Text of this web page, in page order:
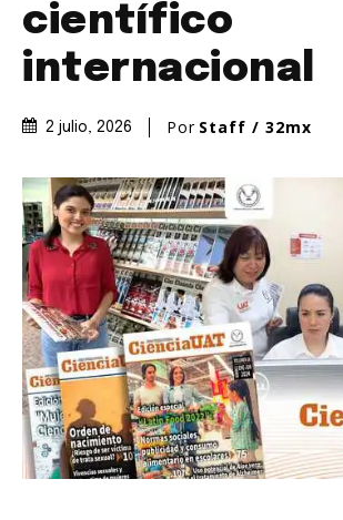
científico
internacional
2 julio, 2026 Por Staff / 32mx